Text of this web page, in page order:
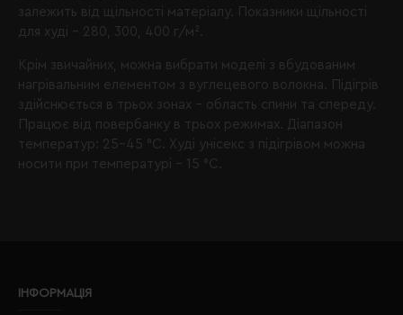
залежить від щільності матеріалу. Показники щільності
для худі – 280, 300, 400 г/м².
Крім звичайних, можна вибрати моделі з вбудованим
нагрівальним елементом з вуглецевого волокна. Підігрів
здійснюється в трьох зонах – область спини та спереду.
Працює від повербанку в трьох режимах. Діапазон
температур: 25-45 °C. Худі унісекс з підігрівом можна
носити при температурі - 15 °C.
ІНФОРМАЦІЯ